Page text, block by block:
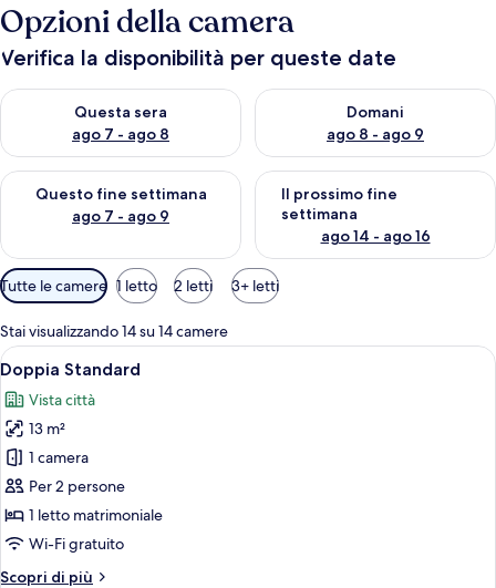
Opzioni della camera
Verifica la disponibilità per queste date
Questa sera
ago 7 - ago 8
Verifica la disponibilità per questa sera, ago 7 - ago 8
Domani
ago 8 - ago 9
Verifica la disponibilità per
Questo fine settimana
ago 7 - ago 9
Verifica la disponibilità per questo fine settimana, ago 7 - ago
Il prossimo fine
settimana
ago 14 - ago 16
Verifica la disponibilità per il
Filtri
disponibili
per
le
camere
Tutte le camere 1 letto 2 letti 3+ letti
Stai visualizzando 14 su 14 camere
Apri
tutte
le
foto
per
Doppia
Standard
Camera d'albergo con un letto, un
12
Doppia Standard
Vista città
13 m²
1 camera
Per 2 persone
1 letto matrimoniale
Wi-Fi gratuito
Scopri di più
Altri